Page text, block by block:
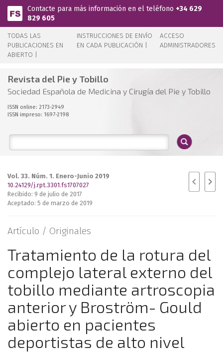
Pasar al contenido principal
Contacte para más información en el teléfono +34 629
829 605
TODAS LAS
PUBLICACIONES EN
ABIERTO |
INSTRUCCIONES DE ENVÍO
EN CADA PUBLICACIÓN |
ACCESO
ADMINISTRADORES
Revista del Pie y Tobillo
Sociedad Española de Medicina y Cirugía del Pie y Tobillo
ISSN online: 2173-2949
ISSN impreso: 1697-2198
Vol. 33. Núm. 1. Enero-Junio 2019
10.24129/j.rpt.3301.fs1707027
Recibido: 9 de julio de 2017
Aceptado: 5 de marzo de 2019
Artículo / Originales
Tratamiento de la rotura del
complejo lateral externo del
tobillo mediante artroscopia
anterior y Broström- Gould
abierto en pacientes
deportistas de alto nivel